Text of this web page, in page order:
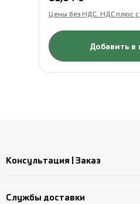
Цены без НДС. НДС плюс
Добавить в
Консультация | Заказ
Службы доставки